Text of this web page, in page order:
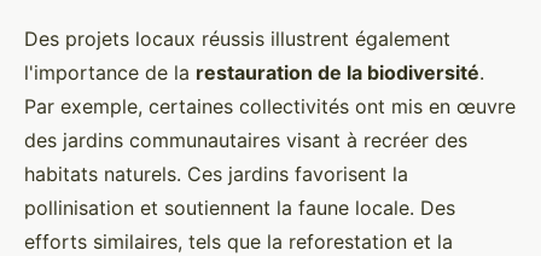
Des projets locaux réussis illustrent également
l'importance de la restauration de la biodiversité.
Par exemple, certaines collectivités ont mis en œuvre
des jardins communautaires visant à recréer des
habitats naturels. Ces jardins favorisent la
pollinisation et soutiennent la faune locale. Des
efforts similaires, tels que la reforestation et la